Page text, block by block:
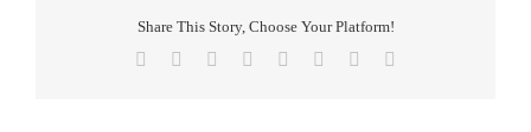
Share This Story, Choose Your Platform!
Facebook Reddit LinkedIn
TumblrPinterest